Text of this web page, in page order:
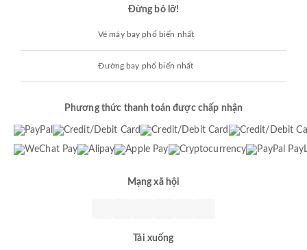
Đừng bỏ lỡ!
Vé máy bay phổ biến nhất
Đường bay phổ biến nhất
Phương thức thanh toán được chấp nhận
Mạng xã hội
Tải xuống